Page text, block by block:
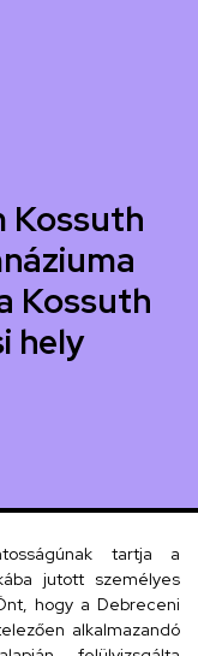
Kossuth
Kossuth
hely
33.
tartja a
jutott személyes
hogy a Debreceni
alkalmazandó